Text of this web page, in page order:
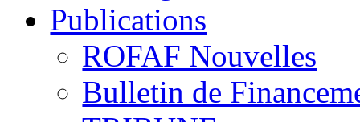
Publications
ROFAF Nouvelles
Bulletin de